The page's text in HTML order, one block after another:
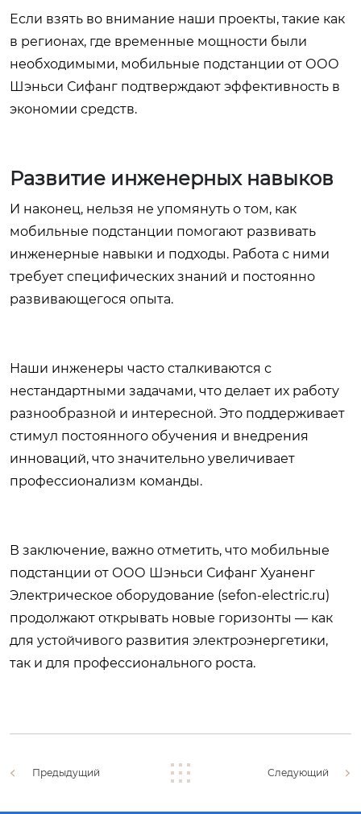
Если взять во внимание наши проекты, такие как
в регионах, где временные мощности были
необходимыми, мобильные подстанции от ООО
Шэньси Сифанг подтверждают эффективность в
экономии средств.
Развитие инженерных навыков
И наконец, нельзя не упомянуть о том, как
мобильные подстанции помогают развивать
инженерные навыки и подходы. Работа с ними
требует специфических знаний и постоянно
развивающегося опыта.
Наши инженеры часто сталкиваются с
нестандартными задачами, что делает их работу
разнообразной и интересной. Это поддерживает
стимул постоянного обучения и внедрения
инноваций, что значительно увеличивает
профессионализм команды.
В заключение, важно отметить, что мобильные
подстанции от ООО Шэньси Сифанг Хуаненг
Электрическое оборудование (sefon-electric.ru)
продолжают открывать новые горизонты — как
для устойчивого развития электроэнергетики,
так и для профессионального роста.
Предыдущий Следующий